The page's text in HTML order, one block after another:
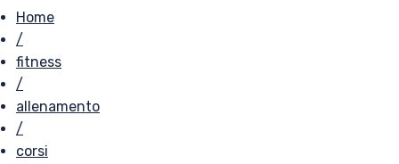
Home
/
fitness
/
allenamento
/
corsi